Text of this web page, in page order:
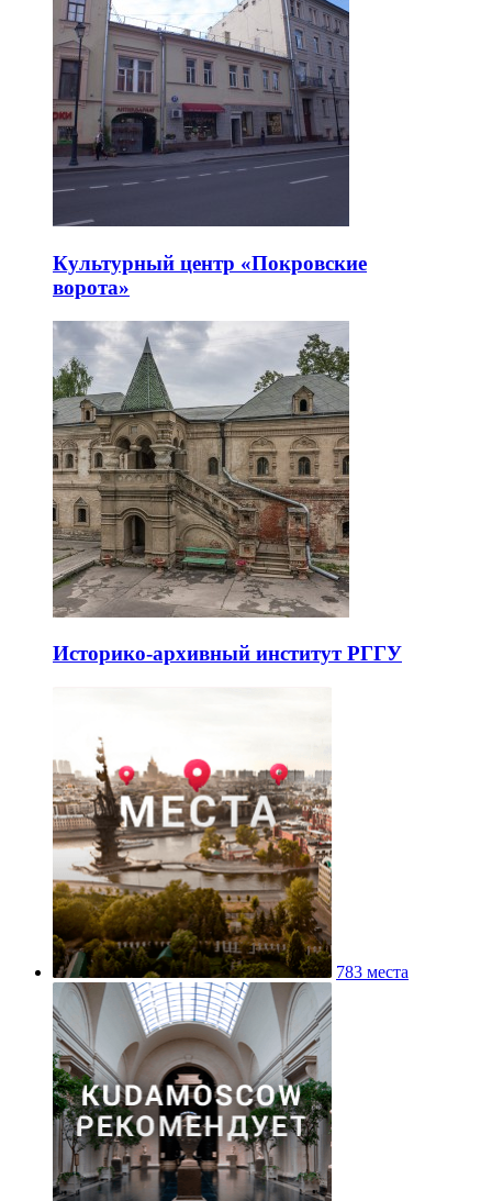
Культурный центр «Покровские
ворота»
Историко-архивный институт РГГУ
783 места